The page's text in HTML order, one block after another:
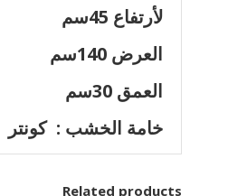
لأرتفاع 45سم
العرض 140سم
العمق 30سم
خامة الخشب : كونتر
Related products